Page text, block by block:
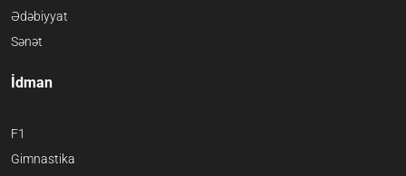
Ədəbiyyat
Sənət
İdman
F1
Gimnastika